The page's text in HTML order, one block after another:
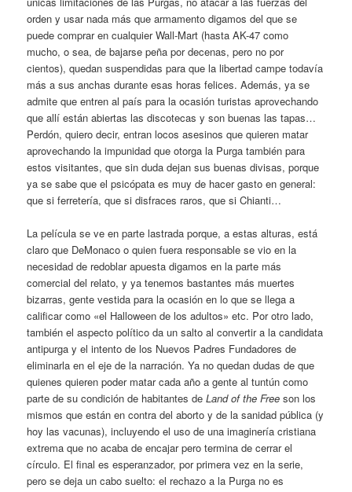
orden y usar nada más que armamento digamos del que se
puede comprar en cualquier Wall-Mart (hasta AK-47 como
mucho, o sea, de bajarse peña por decenas, pero no por
cientos), quedan suspendidas para que la libertad campe todavía
más a sus anchas durante esas horas felices. Además, ya se
admite que entren al país para la ocasión turistas aprovechando
que allí están abiertas las discotecas y son buenas las tapas…
Perdón, quiero decir, entran locos asesinos que quieren matar
aprovechando la impunidad que otorga la Purga también para
estos visitantes, que sin duda dejan sus buenas divisas, porque
ya se sabe que el psicópata es muy de hacer gasto en general:
que si ferretería, que si disfraces raros, que si Chianti…
La película se ve en parte lastrada porque, a estas alturas, está
claro que DeMonaco o quien fuera responsable se vio en la
necesidad de redoblar apuesta digamos en la parte más
comercial del relato, y ya tenemos bastantes más muertes
bizarras, gente vestida para la ocasión en lo que se llega a
calificar como «el Halloween de los adultos» etc. Por otro lado,
también el aspecto político da un salto al convertir a la candidata
antipurga y el intento de los Nuevos Padres Fundadores de
eliminarla en el eje de la narración. Ya no quedan dudas de que
quienes quieren poder matar cada año a gente al tuntún como
parte de su condición de habitantes deLand of the Free son los
mismos que están en contra del aborto y de la sanidad pública (y
hoy las vacunas), incluyendo el uso de una imaginería cristiana
extrema que no acaba de encajar pero termina de cerrar el
círculo. El final es esperanzador, por primera vez en la serie,
pero se deja un cabo suelto: el rechazo a la Purga no es